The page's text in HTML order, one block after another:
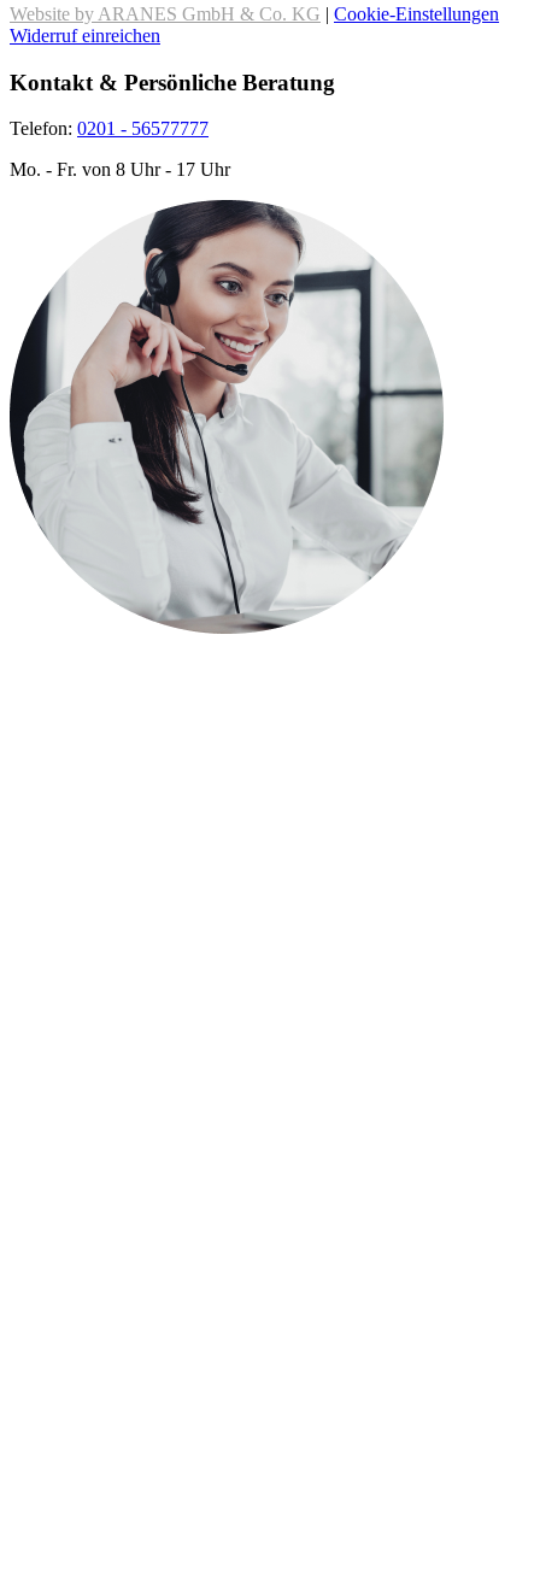
Website by ARANES GmbH & Co. KG | Cookie-Einstellungen
Widerruf einreichen
Kontakt & Persönliche Beratung
Telefon: 0201 - 56577777
Mo. - Fr. von 8 Uhr - 17 Uhr